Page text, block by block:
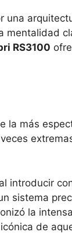
una
mentalidad
RS3100
la más
introducir
sistema
la
de